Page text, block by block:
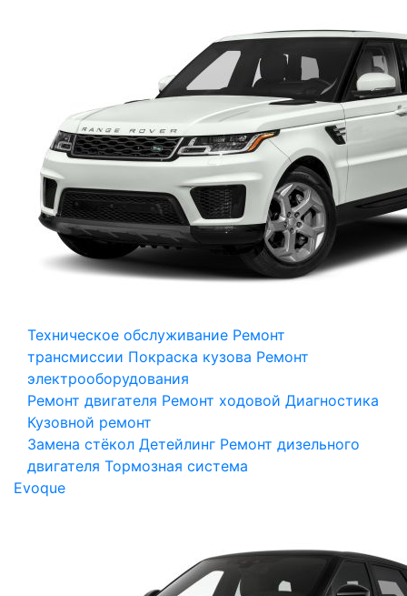
Техническое обслуживание Ремонт
трансмиссии Покраска кузова Ремонт
электрооборудования
Ремонт двигателя Ремонт ходовой Диагностика
Кузовной ремонт
Замена стёкол Детейлинг Ремонт дизельного
двигателя Тормозная система
Evoque